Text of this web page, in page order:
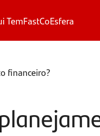
TemFastCoEsfera
financeiro?